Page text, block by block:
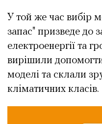
У той же час вибір
запас" призведе до
електроенергії та
вирішили
моделі та склали
кліматичних класів.